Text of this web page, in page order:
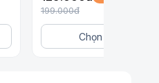
199.000đ
Chọn mua